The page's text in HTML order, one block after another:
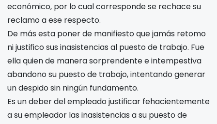
económico, por lo cual corresponde se rechace su
reclamo a ese respecto.
De más esta poner de manifiesto que jamás retomo
ni justifico sus inasistencias al puesto de trabajo. Fue
ella quien de manera sorprendente e intempestiva
abandono su puesto de trabajo, intentando generar
un despido sin ningún fundamento.
Es un deber del empleado justificar fehacientemente
a su empleador las inasistencias a su puesto de